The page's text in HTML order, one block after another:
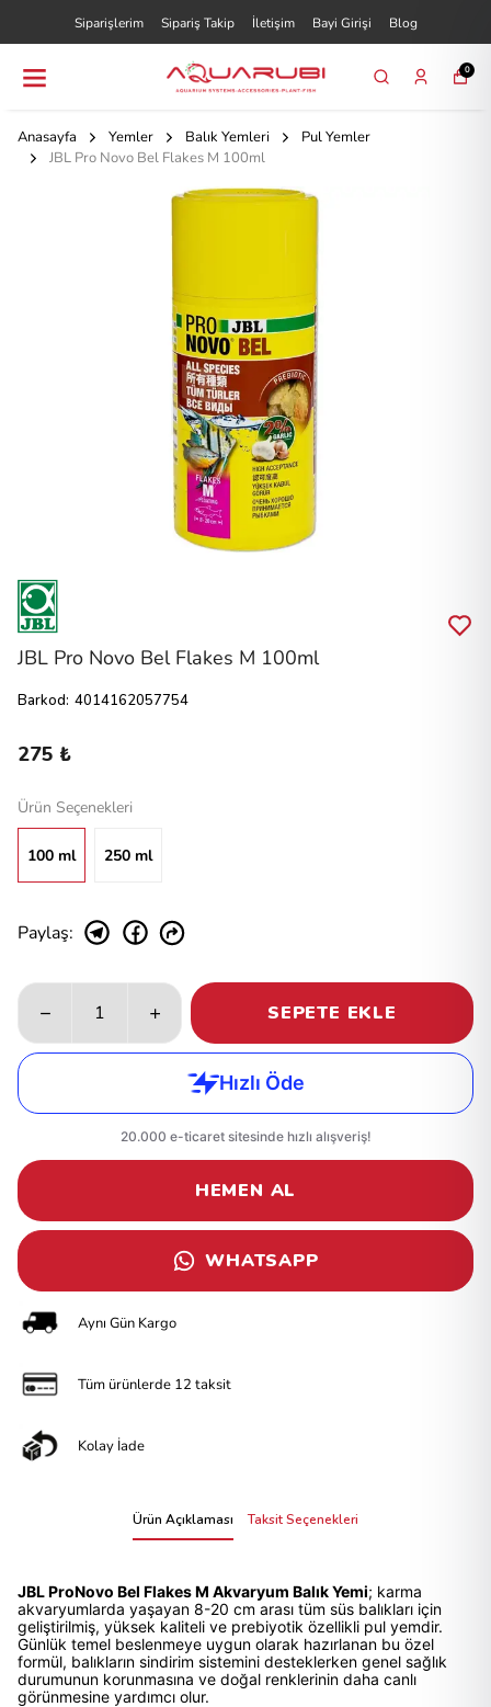
Siparişlerim Sipariş Takip İletişim Bayi Girişi Blog
0
Anasayfa Yemler Balık Yemleri
Pul Yemler
JBL Pro Novo Bel Flakes M 100ml
JBL Pro Novo Bel Flakes M 100ml
Barkod: 4014162057754
275 ₺
Ürün Seçenekleri
100 ml 250 ml
Paylaş:
SEPETE EKLE
HEMEN AL
WHATSAPP
Aynı Gün Kargo
Tüm ürünlerde 12 taksit
Kolay İade
Ürün Açıklaması Taksit Seçenekleri
JBL ProNovo Bel Flakes M Akvaryum Balık Yemi; karma
akvaryumlarda yaşayan 8-20 cm arası tüm süs balıkları için
geliştirilmiş, yüksek kaliteli ve prebiyotik özellikli pul yemdir.
Günlük temel beslenmeye uygun olarak hazırlanan bu özel
formül, balıkların sindirim sistemini desteklerken genel sağlık
durumunun korunmasına ve doğal renklerinin daha canlı
görünmesine yardımcı olur.